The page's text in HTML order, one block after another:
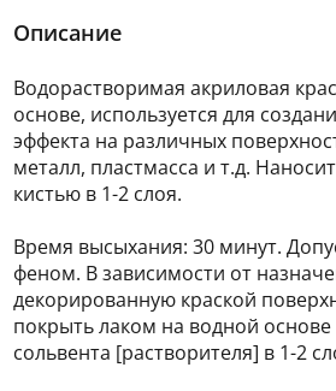
Описание
Водорастворимая акриловая
основе, используется для
эффекта на различных
металл, пластмасса и т.д.
кистью в 1-2 слоя.
Время высыхания: 30 минут.
феном. В зависимости от
декорированную краской
покрыть лаком на водной
сольвента [растворителя] в 1-2